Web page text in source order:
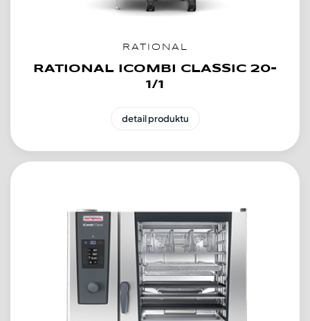
RATIONAL
RATIONAL ICOMBI CLASSIC 20-
1/1
detail produktu